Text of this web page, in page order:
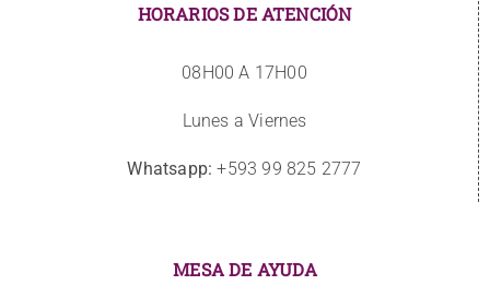
HORARIOS DE ATENCIÓN
08H00 A 17H00
Lunes a Viernes
Whatsapp: +593 99 825 2777
MESA DE AYUDA